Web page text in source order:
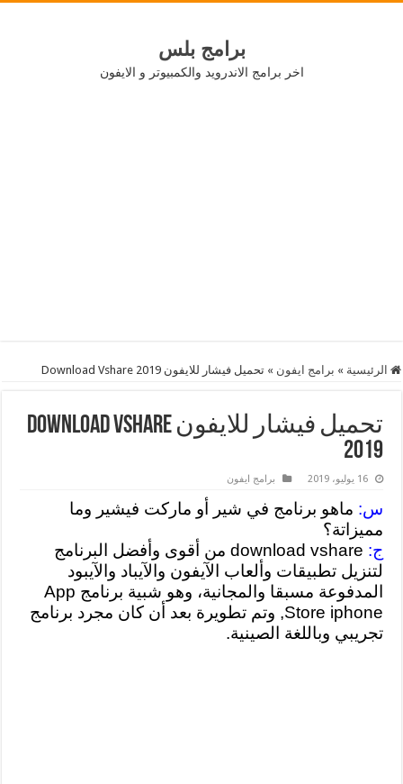
برامج بلس
اخر برامج الاندرويد والكمبيوتر و الايفون
الرئيسية » برامج ايفون » تحميل فيشار للايفون Download Vshare 2019
تحميل فيشار للايفون Download Vshare
2019
16 يوليو، 2019 برامج ايفون
س: ماهو برنامج في شير أو ماركت فيشير وما
مميزاتة؟
ج:
download vshare من أقوى وأفضل البرنامج
لتنزيل تطبيقات وألعاب الآيفون والآيباد والآيبود
المدفوعة مسبقا والمجانية، وهو شبية برنامج App
Store iphone, وتم تطويرة بعد أن كان مجرد برنامج
تجريبي وباللغة الصينية.